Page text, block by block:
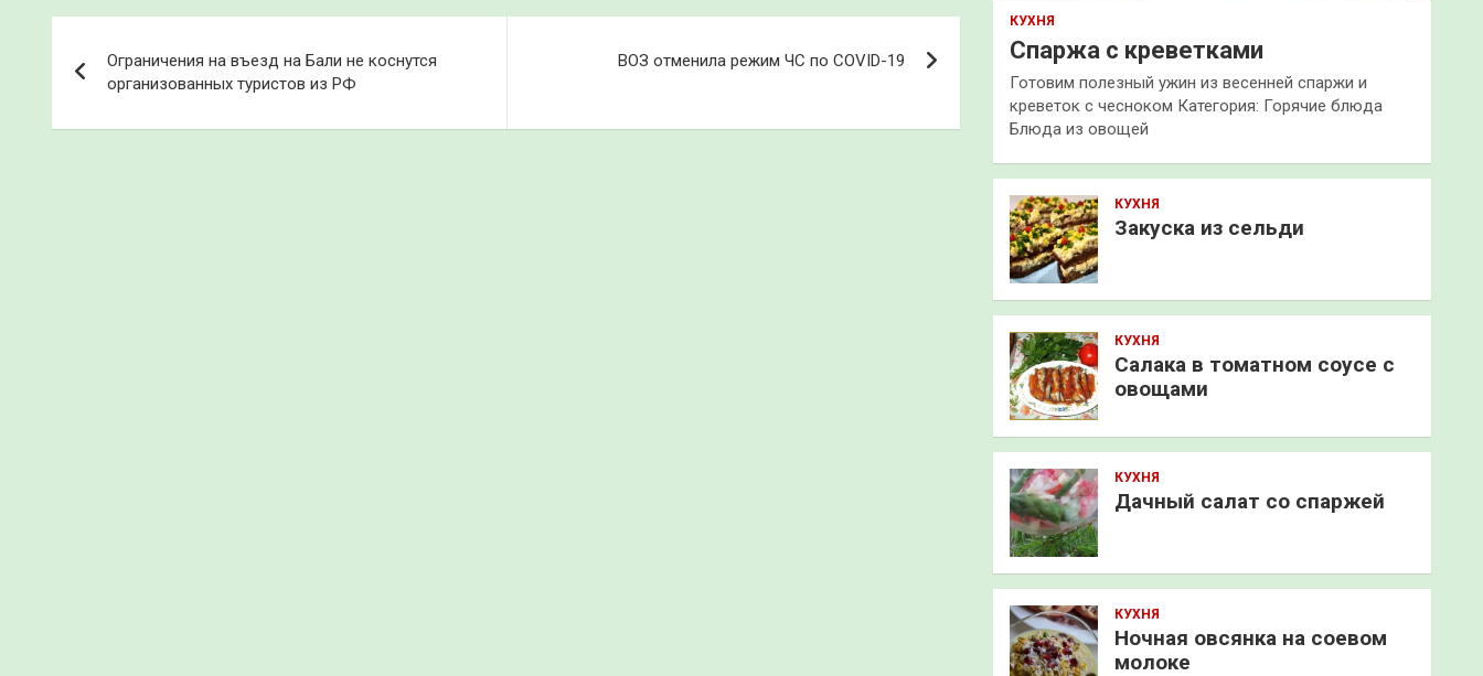
по
записям
Ограничения на въезд на Бали не коснутся
организованных туристов из РФ
ВОЗ отменила режим ЧС по COVID-19
КУХНЯ
Спаржа с креветками
Готовим полезный ужин из весенней спаржи и
креветок с чесноком Категория: Горячие блюда
Блюда из овощей
КУХНЯ
Закуска из сельди
КУХНЯ
Салака в томатном соусе с
овощами
КУХНЯ
Дачный салат со спаржей
КУХНЯ
Ночная овсянка на соевом
молоке